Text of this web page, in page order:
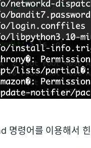
명령어를 이용해서